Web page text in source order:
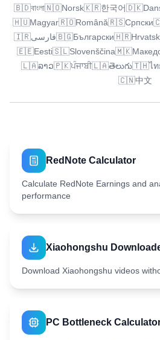
🇧🇩বাংলা🇳🇴Norsk🇰🇷한국어🇩🇰
🇭🇺Magyar🇷🇴Română🇷🇸Српски
🇮🇷فارسی🇧🇬Български🇭🇷
🇪🇪Eesti🇸🇱Slovenščina🇲🇰
🇱🇦ລາວ🇵🇰ਪੰਜਾਬੀ🇱🇦తెలుగు🇹🇭ไท
🇨🇳中文
RedNote Calculator
Calculate RedNote Earnings and
performance
Xiaohongshu
Download Xiaohongshu videos
PC Bottleneck